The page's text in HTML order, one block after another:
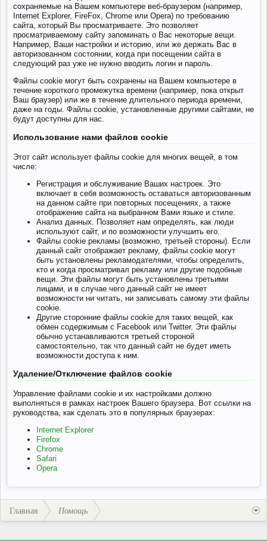
сохраняемые на Вашем компьютере веб-браузером (например,
Internet Explorer, FireFox, Chrome или Opera) по требованию
сайта, который Вы просматриваете. Это позволяет
просматриваемому сайту запоминать о Вас некоторые вещи.
Например, Ваши настройки и историю, или же держать Вас в
авторизованном состоянии, когда при посещении сайта в
следующий раз уже не нужно вводить логин и пароль.
Файлы cookie могут быть сохранены на Вашем компьютере в
течение короткого промежутка времени (например, пока открыт
Ваш браузер) или же в течение длительного периода времени,
даже на годы. Файлы cookie, установленные другими сайтами, не
будут доступны для нас.
Использование нами файлов cookie
Этот сайт использует файлы cookie для многих вещей, в том
числе:
Регистрация и обслуживание Ваших настроек. Это
включает в себя возможность оставаться авторизованным
на данном сайте при повторных посещениях, а также
отображение сайта на выбранном Вами языке и стиле.
Анализ данных. Позволяет нам определять, как люди
используют сайт, и по возможности улучшить его.
Файлы cookie рекламы (возможно, третьей стороны). Если
данный сайт отображает рекламу, файлы cookie могут
быть установлены рекламодателями, чтобы определить,
кто и когда просматривал рекламу или другие подобные
вещи. Эти файлы могут быть установлены третьими
лицами, и в случае чего данный сайт не имеет
возможности ни читать, ни записывать самому эти файлы
cookie.
Другие сторонние файлы cookie для таких вещей, как
обмен содержимым с Facebook или Twitter. Эти файлы
обычно устанавливаются третьей стороной
самостоятельно, так что данный сайт не будет иметь
возможности доступа к ним.
Удаление/Отключение файлов cookie
Управление файлами cookie и их настройками должно
выполняться в рамках настроек Вашего браузера. Вот ссылки на
руководства, как сделать это в популярных браузерах:
Internet Explorer
Firefox
Chrome
Safari
Opera
Главная Помощь